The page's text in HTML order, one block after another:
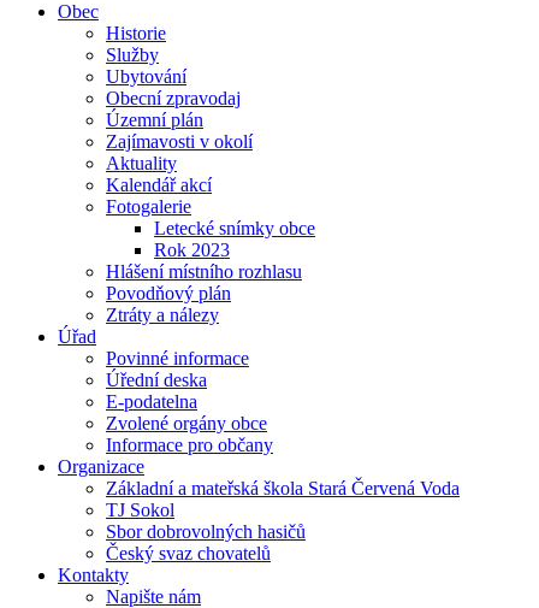
Obec
Historie
Služby
Ubytování
Obecní zpravodaj
Územní plán
Zajímavosti v okolí
Aktuality
Kalendář akcí
Fotogalerie
Letecké snímky obce
Rok 2023
Hlášení místního rozhlasu
Povodňový plán
Ztráty a nálezy
Úřad
Povinné informace
Úřední deska
E-podatelna
Zvolené orgány obce
Informace pro občany
Organizace
Základní a mateřská škola Stará Červená Voda
TJ Sokol
Sbor dobrovolných hasičů
Český svaz chovatelů
Kontakty
Napište nám